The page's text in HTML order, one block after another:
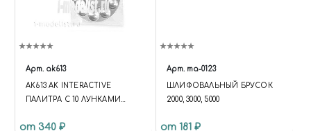
Арт. ak613
AK613 AK INTERACTIVE
ПАЛИТРА С 10 ЛУНКАМИ
от 340 ₽
Арт. ma-0123
ШЛИФОВАЛЬНЫЙ БРУСОК
2000, 3000, 5000
от 181 ₽